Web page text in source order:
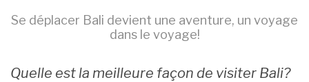
Se déplacer Bali devient une aventure, un voyage
dans le voyage!
Quelle est la meilleure façon de visiter Bali?